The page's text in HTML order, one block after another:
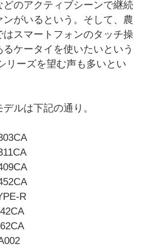
どのアクティブシーンで継続
がいるという。そして、農
スマートフォンのタッチ操
ケータイを使いたいという
リーズを望む声も多いとい
ルは下記の通り。
R